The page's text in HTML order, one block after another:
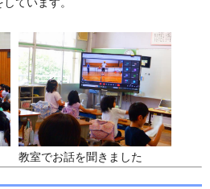
教室でお話を聞きました